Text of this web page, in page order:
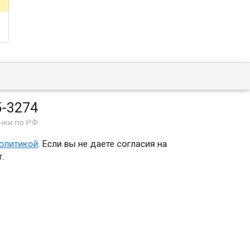
3274
по РФ
. Если вы не даете согласия на